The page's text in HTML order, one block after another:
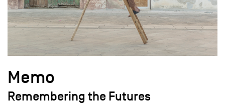
Memo
Remembering the Futures